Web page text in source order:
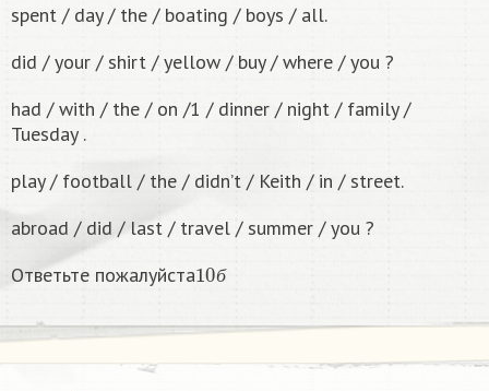
spent / day / the / boating / boys / all.
did / your / shirt / yellow / buy / where / you ?
had / with / the / on /1 / dinner / night / family /
Tuesday .
play / football / the / didn’t / Keith / in / street.
abroad / did / last / travel / summer / you ?
Ответьте пожалуйста
б
10